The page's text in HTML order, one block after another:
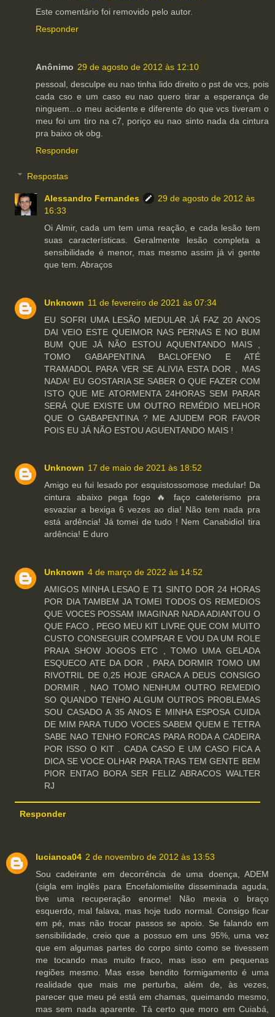
Este comentário foi removido pelo autor.
Responder
Anônimo 29 de agosto de 2012 às 12:10
pessoal, desculpe eu nao tinha lido direito o pst de vcs, pois
cada cso e um caso eu nao quero tirar a esperança de
ninguem...o meu acidente e diferente do que vcs tiveram o
meu foi um tiro na c7, poriço eu nao sinto nada da cintura
pra baixo ok obg.
Responder
Respostas
Alessandro Fernandes
29 de agosto de 2012 às
16:33
Oi Almir, cada um tem uma reação, e cada lesão tem
suas características. Geralmente lesão completa a
sensibilidade é menor, mas mesmo assim já vi gente
que tem. Abraços
Unknown 11 de fevereiro de 2021 às 07:34
EU SOFRI UMA LESÃO MEDULAR JÁ FAZ 20 ANOS
DAI VEIO ESTE QUEIMOR NAS PERNAS E NO BUM
BUM QUE JÁ NÃO ESTOU AQUENTANDO MAIS ,
TOMO GABAPENTINA BACLOFENO E ATÉ
TRAMADOL PARA VER SE ALIVIA ESTA DOR , MAS
NADA! EU GOSTARIA SE SABER O QUE FAZER COM
ISTO QUE ME ATORMENTA 24HORAS SEM PARAR
SERÁ QUE EXISTE UM OUTRO REMÉDIO MELHOR
QUE O GABAPENTINA ? ME AJUDEM POR FAVOR
POIS EU JÁ NÃO ESTOU AGUENTANDO MAIS !
Unknown 17 de maio de 2021 às 18:52
Amigo eu fui lesado por esquistossomose medular! Da
cintura abaixo pega fogo 🔥 faço cateterismo pra
esvaziar a bexiga 6 vezes ao dia! Não tem nada pra
está ardência! Já tomei de tudo ! Nem Canabidiol tira
ardência! E duro
Unknown 4 de março de 2022 às 14:52
AMIGOS MINHA LESAO E T1 SINTO DOR 24 HORAS
POR DIA TAMBEM JA TOMEI TODOS OS REMEDIOS
QUE VOCES POSSAM IMAGINAR NADA ADIANTOU O
QUE FACO , PEGO MEU KIT LIVRE QUE COM MUITO
CUSTO CONSEGUIR COMPRAR E VOU DA UM ROLE
PRAIA SHOW JOGOS ETC , TOMO UMA GELADA
ESQUECO ATE DA DOR , PARA DORMIR TOMO UM
RIVOTRIL DE 0,25 HOJE GRACA A DEUS CONSIGO
DORMIR , NAO TOMO NENHUM OUTRO REMEDIO
SO QUANDO TENHO ALGUM OUTROS PROBLEMAS
SOU CASADO A 35 ANOS E MINHA ESPOSA CUIDA
DE MIM PARA TUDO VOCES SABEM QUEM E TETRA
SABE NAO TENHO FORCAS PARA RODA A CADEIRA
POR ISSO O KIT . CADA CASO E UM CASO FICA A
DICA SE VOCE OLHAR PARA TRAS TEM GENTE BEM
PIOR ENTAO BORA SER FELIZ ABRACOS WALTER
RJ
Responder
lucianoa04 2 de novembro de 2012 às 13:53
Sou cadeirante em decorrência de uma doença, ADEM
(sigla em inglês para Encefalomielite disseminada aguda,
tive uma recuperação enorme! Não mexia o braço
esquerdo, mal falava, mas hoje tudo normal. Consigo ficar
em pé, mas não trocar passos se apoio. Se falando em
sensibilidade, creio que a possuo em uns 95%, uma vez
que em algumas partes do corpo sinto como se tivessem
me tocando mas muito fraco, mas isso em pequenas
regiões mesmo. Mas esse bendito formigamento é uma
realidade que mais me perturba, além de, às vezes,
parecer que meu pé está em chamas, queimando mesmo,
mas sem nada aparente. Tá certo que moro em Cuiabá,